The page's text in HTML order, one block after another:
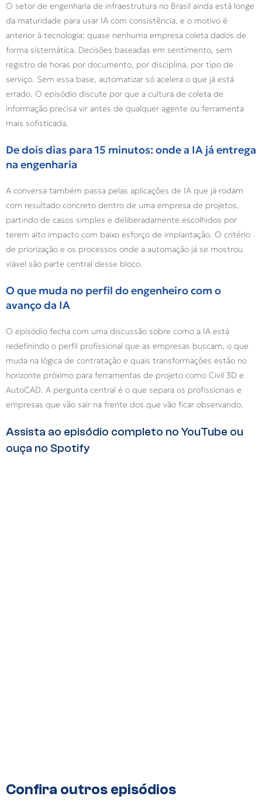
O setor de engenharia de infraestrutura no Brasil ainda está longe
da maturidade para usar IA com consistência, e o motivo é
anterior à tecnologia: quase nenhuma empresa coleta dados de
forma sistemática. Decisões baseadas em sentimento, sem
registro de horas por documento, por disciplina, por tipo de
serviço. Sem essa base, automatizar só acelera o que já está
errado. O episódio discute por que a cultura de coleta de
informação precisa vir antes de qualquer agente ou ferramenta
mais sofisticada.
De dois dias para 15 minutos: onde a IA já entrega
na engenharia
A conversa também passa pelas aplicações de IA que já rodam
com resultado concreto dentro de uma empresa de projetos,
partindo de casos simples e deliberadamente escolhidos por
terem alto impacto com baixo esforço de implantação. O critério
de priorização e os processos onde a automação já se mostrou
viável são parte central desse bloco.
O que muda no perfil do engenheiro com o
avanço da IA
O episódio fecha com uma discussão sobre como a IA está
redefinindo o perfil profissional que as empresas buscam, o que
muda na lógica de contratação e quais transformações estão no
horizonte próximo para ferramentas de projeto como Civil 3D e
AutoCAD. A pergunta central é o que separa os profissionais e
empresas que vão sair na frente dos que vão ficar observando.
Assista ao episódio completo no YouTube ou
ouça no Spotify
Confira outros episódios